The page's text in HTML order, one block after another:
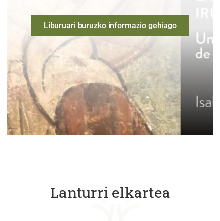
Liburuari buruzko informazio gehiago
Lanturri elkartea